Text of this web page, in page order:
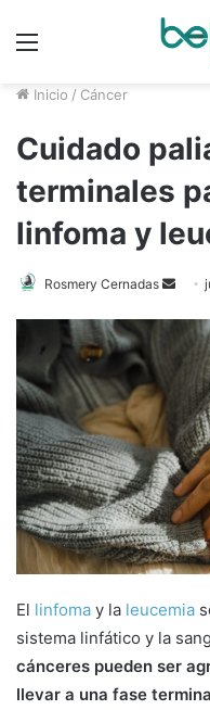
Inicio / Cáncer
Cuidado
terminales
linfoma y
Rosmery Cernadas
e
m
a
i
l
El linfoma y la leucemia
sistema linfático y la
cánceres pueden ser
llevar a una fase